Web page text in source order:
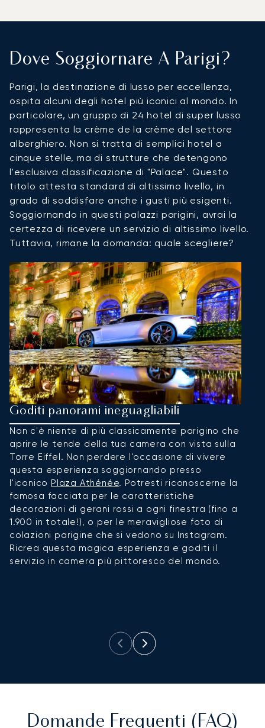
Dove Soggiornare A Parigi?
Parigi, la destinazione di lusso per eccellenza,
ospita alcuni degli hotel più iconici al mondo. In
particolare, un gruppo di 24 hotel di super lusso
rappresenta la crème de la crème del settore
alberghiero. Non si tratta di semplici hotel a
cinque stelle, ma di strutture che detengono
l'esclusiva classificazione di "Palace". Questo
titolo attesta standard di altissimo livello, in
grado di soddisfare anche i gusti più esigenti.
Soggiornando in questi palazzi parigini, avrai la
certezza di ricevere un servizio di altissimo livello.
Tuttavia, rimane la domanda: quale scegliere?
Goditi panorami ineguagliabili
Non c'è niente di più classicamente parigino che
aprire le tende della tua camera con vista sulla
Torre Eiffel. Non perdere l'occasione di vivere
questa esperienza soggiornando presso
l'iconico Plaza Athénée. Potresti riconoscerne la
famosa facciata per le caratteristiche
decorazioni di gerani rossi a ogni finestra (fino a
1.900 in totale!), o per le meravigliose foto di
colazioni parigine che si vedono su Instagram.
Ricrea questa magica esperienza e goditi il
servizio in camera più pittoresco del mondo.
Domande Frequenti (FAQ)